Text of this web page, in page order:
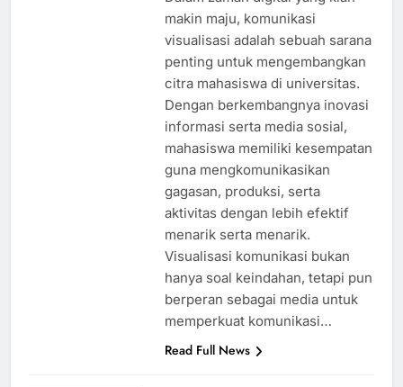
makin maju, komunikasi
visualisasi adalah sebuah sarana
penting untuk mengembangkan
citra mahasiswa di universitas.
Dengan berkembangnya inovasi
informasi serta media sosial,
mahasiswa memiliki kesempatan
guna mengkomunikasikan
gagasan, produksi, serta
aktivitas dengan lebih efektif
menarik serta menarik.
Visualisasi komunikasi bukan
hanya soal keindahan, tetapi pun
berperan sebagai media untuk
memperkuat komunikasi…
Read Full News